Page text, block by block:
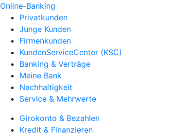
Online-Banking
Privatkunden
Junge Kunden
Firmenkunden
KundenServiceCenter (KSC)
Banking & Verträge
Meine Bank
Nachhaltigkeit
Service & Mehrwerte
Girokonto & Bezahlen
Kredit & Finanzieren